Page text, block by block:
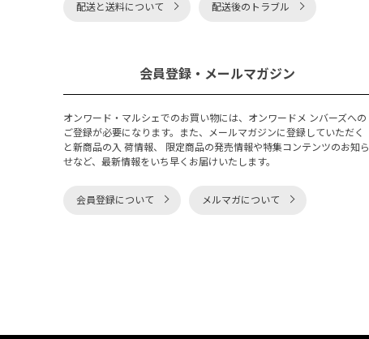
配送と送料について 配送後のトラブル
会員登録・メールマガジン
オンワード・マルシェでのお買い物には、オンワードメ ンバーズへの
ご登録が必要になります。また、メールマガジンに登録していただく
と新商品の入 荷情報、 限定商品の発売情報や特集コンテンツのお知ら
せなど、最新情報をいち早くお届けいたします。
会員登録について メルマガについて